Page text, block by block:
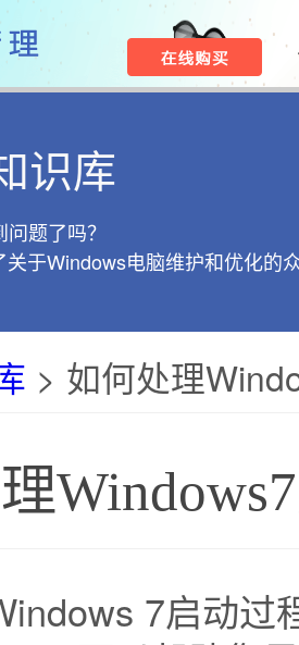
识库
题了吗？
于Windows电脑维护和优化的
> 如何处理
7启动过